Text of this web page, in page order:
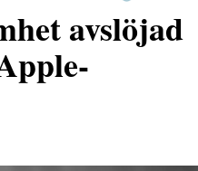
avslöjad